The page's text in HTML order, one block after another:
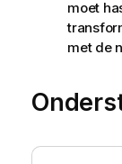
moet
met de